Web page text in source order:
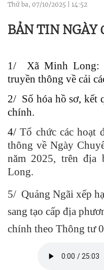
Thứ ba, 07/10/2025 14:52
BẢN TIN NGÀY
1/ Xã Minh Long:
truyền thông về cải
2/ Số hóa hồ sơ, kết
chính.
4/Tổ chức các hoạt
thông về Ngày
năm 2025, trên
Long.
5/ Quảng Ngãi xếp
sang tạo cấp địa
chính theo Thông tư